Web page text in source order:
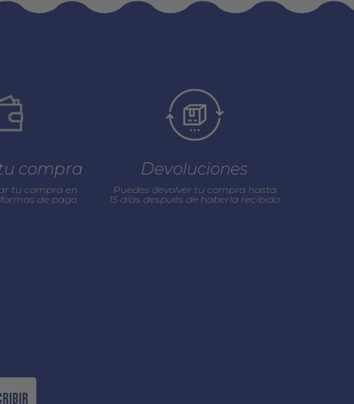
compra
tu compra en
de pago
Devoluciones
Puedes devolver tu compra hasta
15 días después de haberla recibido